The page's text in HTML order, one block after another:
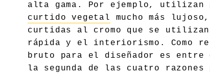
alta gama. Por ejemplo, utilizan
curtido vegetal mucho más
curtidas al cromo que se
rápida y el interiorismo. Como
bruto para el diseñador es entre
la segunda de las cuatro